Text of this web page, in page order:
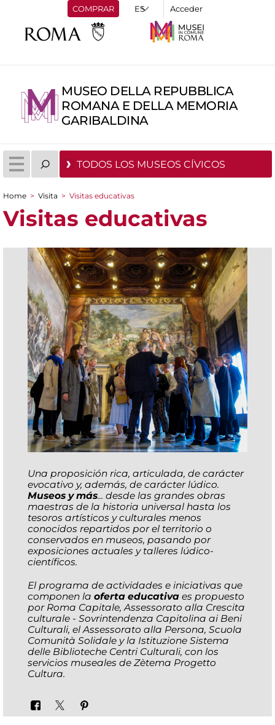
COMPRAR Acceder
MUSEO DELLA REPUBBLICA
ROMANA E DELLA MEMORIA
GARIBALDINA
TODOS LOS MUSEOS CÍVICOS
You are here
Home > Visita > Visitas educativas
Visitas educativas
Una proposición rica, articulada, de carácter
evocativo y, además, de carácter lúdico.
Museos y más... desde las grandes obras
maestras de la historia universal hasta los
tesoros artísticos y culturales menos
conocidos repartidos por el territorio o
conservados en museos, pasando por
exposiciones actuales y talleres lúdico-
científicos.
El programa de actividades e iniciativas que
componen la oferta educativa es propuesto
por Roma Capitale, Assessorato alla Crescita
culturale - Sovrintendenza Capitolina ai Beni
Culturali, el Assessorato alla Persona, Scuola
Comunità Solidale y la Istituzione Sistema
delle Biblioteche Centri Culturali, con los
servicios museales de Zètema Progetto
Cultura.